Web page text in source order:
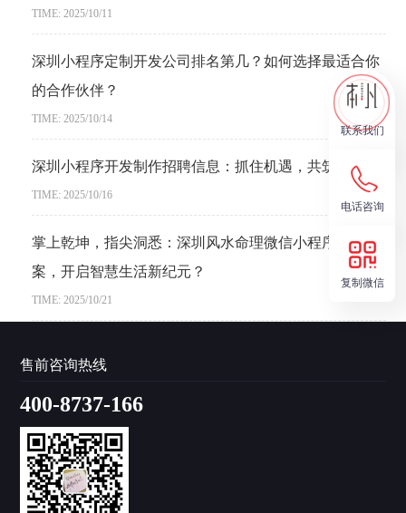
联系我们
电话咨询
复制微信
TIME: 2025/10/11
深圳小程序定制开发公司排名第几？如何选择最适合你
的合作伙伴？
TIME: 2025/10/14
深圳小程序开发制作招聘信息：抓住机遇，共筑未来？
TIME: 2025/10/16
掌上乾坤，指尖洞悉：深圳风水命理微信小程序开发方
案，开启智慧生活新纪元？
TIME: 2025/10/21
售前咨询热线
400-8737-166